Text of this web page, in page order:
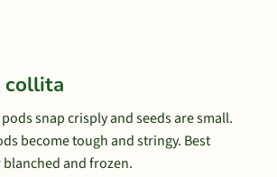
collita
snap crisply and seeds are small.
become tough and stringy. Best
and frozen.